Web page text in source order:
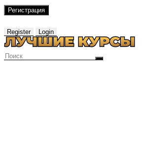
Регистрация
Register Login